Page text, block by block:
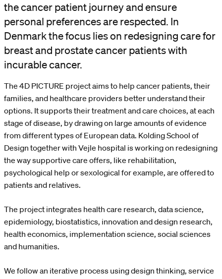
the cancer patient journey and ensure
personal preferences are respected. In
Denmark the focus lies on redesigning care for
breast and prostate cancer patients with
incurable cancer.
The 4D PICTURE project aims to help cancer patients, their
families, and healthcare providers better understand their
options. It supports their treatment and care choices, at each
stage of disease, by drawing on large amounts of evidence
from different types of European data. Kolding School of
Design together with Vejle hospital is working on redesigning
the way supportive care offers, like rehabilitation,
psychological help or sexological for example, are offered to
patients and relatives.
The project integrates health care research, data science,
epidemiology, biostatistics, innovation and design research,
health economics, implementation science, social sciences
and humanities.
We follow an iterative process using design thinking, service